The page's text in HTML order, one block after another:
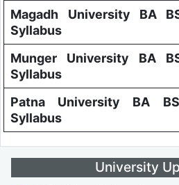
Magadh University BA
Syllabus
Munger University BA
Syllabus
Patna University BA
Syllabus
University